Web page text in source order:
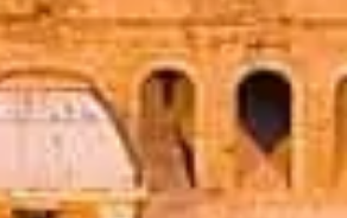
vé tốt nhất với lối vào ưu tiên và hướng